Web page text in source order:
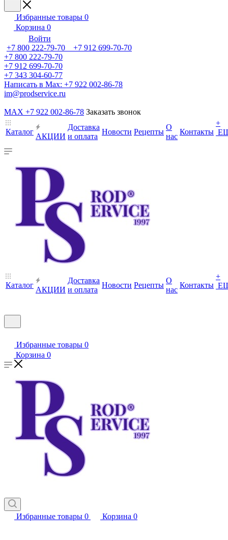
Избранные товары 0
Корзина 0
Войти
+7 800 222-79-70 +7 912 699-70-70
+7 800 222-79-70
+7 912 699-70-70
+7 343 304-60-77
Написать в Max: +7 922 002-86-78
im@prodservice.ru
MAX +7 922 002-86-78 Заказать звонок
Каталог
АКЦИИ
Доставка
и оплата
Новости Рецепты
О
нас
Контакты
+
Каталог
АКЦИИ
Доставка
и оплата
Новости Рецепты
О
нас
Контакты
+
Избранные товары 0
Корзина 0
Избранные товары 0 Корзина 0